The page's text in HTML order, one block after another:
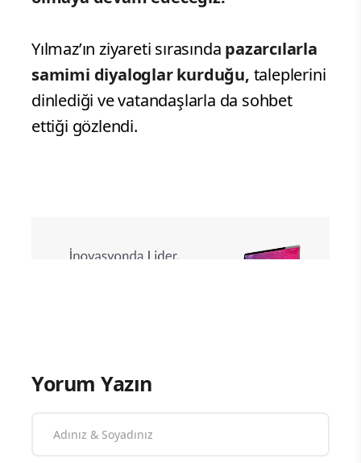
diledik. Her biri, sabahın ilk
ışıklarında tezgâhını kuran, alın
teriyle evine ekmek götüren cefakâr
insanlarımız."
“Bu Toprakların Bereketini
ederek, şu mesajı verdi:
olmaya devam edeceğiz."
Yılmaz’ın ziyareti sırasında